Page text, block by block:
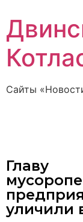
Сайты
Главу
уличили